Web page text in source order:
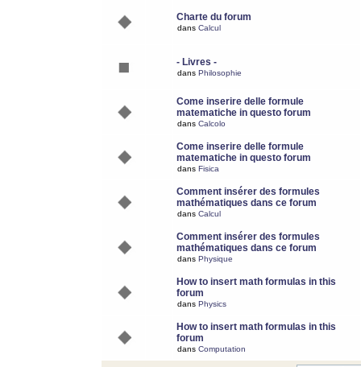
Charte du forum
dans Calcul
- Livres -
dans Philosophie
Come inserire delle formule
matematiche in questo forum
dans Calcolo
Come inserire delle formule
matematiche in questo forum
dans Fisica
Comment insérer des formules
mathématiques dans ce forum
dans Calcul
Comment insérer des formules
mathématiques dans ce forum
dans Physique
How to insert math formulas in this
forum
dans Physics
How to insert math formulas in this
forum
dans Computation